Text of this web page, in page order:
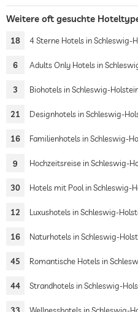
Weitere oft gesuchte
18 4 Sterne Hotels in Schleswig-
6 Adults Only Hotels in
3 Biohotels in Schleswig-
21 Designhotels in Schleswig-
16 Familienhotels in Schleswig-
9 Hochzeitsreise in Schleswig-
30 Hotels mit Pool in Schleswig-
12 Luxushotels in Schleswig-
16 Naturhotels in Schleswig-
45 Romantische Hotels in
44 Strandhotels in Schleswig-